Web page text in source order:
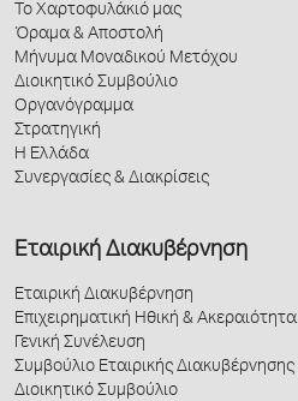
Το Χαρτοφυλάκιό μας
Όραμα & Αποστολή
Μήνυμα Μοναδικού Μετόχου
Διοικητικό Συμβούλιο
Οργανόγραμμα
Στρατηγική
Η Ελλάδα
Συνεργασίες & Διακρίσεις
Εταιρική Διακυβέρνηση
Εταιρική Διακυβέρνηση
Επιχειρηματική Ηθική & Ακεραιότητα
Γενική Συνέλευση
Συμβούλιο Εταιρικής Διακυβέρνησης
Διοικητικό Συμβούλιο